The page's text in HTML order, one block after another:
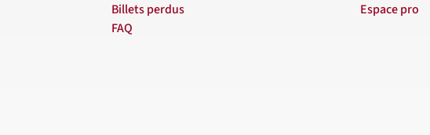
Billets perdus
FAQ
Espace pro